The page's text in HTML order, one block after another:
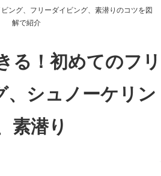
ング、フリーダイビング、素潜りのコツを図
解で紹介
る！初めてのフリ
、シュノーケリン
素潜り